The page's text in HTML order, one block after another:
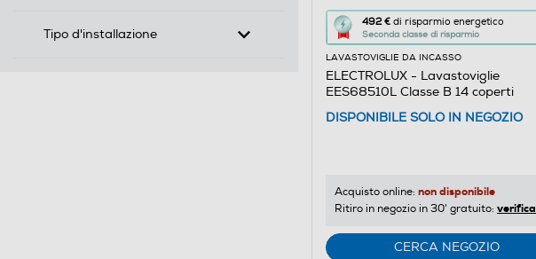
selected Filtro applicato per Tasto partenza ritardata: true
Tipo d'installazione
492 € di risparmio energetico
Seconda classe di risparmio
Questa
azione
aprirà
il
di
Youreko.
LAVASTOVIGLIE DA INCASSO
ELECTROLUX - Lavastoviglie
EES68510L Classe B 14 coperti
DISPONIBILE SOLO IN NEGOZIO
Acquisto online: non disponibile
Ritiro in negozio in 30' gratuito: verifica
CERCA NEGOZIO